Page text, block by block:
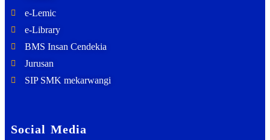
e-Lemic
e-Library
BMS Insan Cendekia
Jurusan
SIP SMK mekarwangi
Social Media